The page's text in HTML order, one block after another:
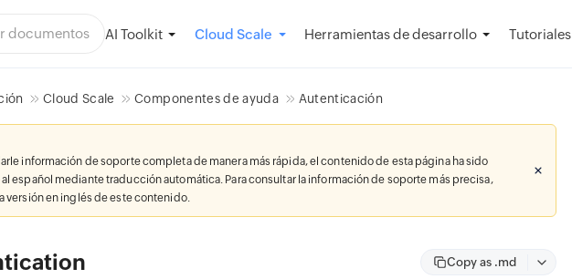
AI Toolkit Cloud Scale Herramientas de desarrollo Tutoriales
Cloud Scale Componentes de ayuda Autenticación
información de soporte completa de manera más rápida, el contenido de esta página ha sido
español mediante traducción automática. Para consultar la información de soporte más precisa,
versión en inglés de este contenido.
Copy as .md